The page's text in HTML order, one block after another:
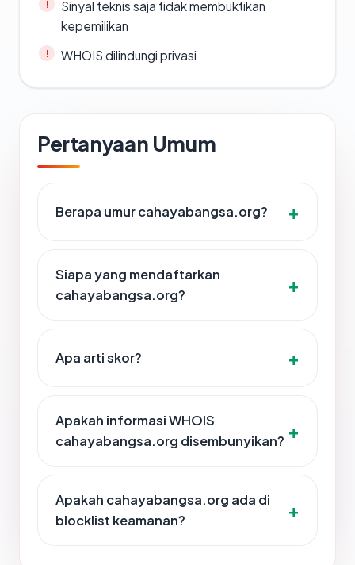
Sinyal teknis saja tidak membuktikan
kepemilikan
WHOIS dilindungi privasi
Pertanyaan Umum
Berapa umur cahayabangsa.org?
Siapa yang mendaftarkan
cahayabangsa.org?
Apa arti skor?
Apakah informasi WHOIS
cahayabangsa.org disembunyikan?
Apakah cahayabangsa.org ada di
blocklist keamanan?